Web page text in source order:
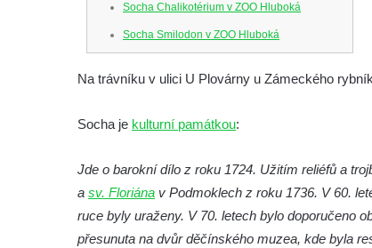
Socha Chalikotérium v ZOO Hluboká
Socha Smilodon v ZOO Hluboká
Socha Koroun bezzubý v ZOO Hluboká
Socha Plejtvák obrovský v ZOO Hluboká
Socha Mamutí lebka v ZOO Hluboká
Socha Mamut srstnatý v ZOO Hluboká
Na trávníku v ulici U Plovárny u Zámeckého
Socha je kulturní památkou:
Jde o barokní dílo z roku 1724. Užitím reliéfů a
a sv. Floriána v Podmoklech z roku 1736. V 60.
ruce byly uraženy. V 70. letech bylo doporučeno
přesunuta na dvůr děčínského muzea, kde byla